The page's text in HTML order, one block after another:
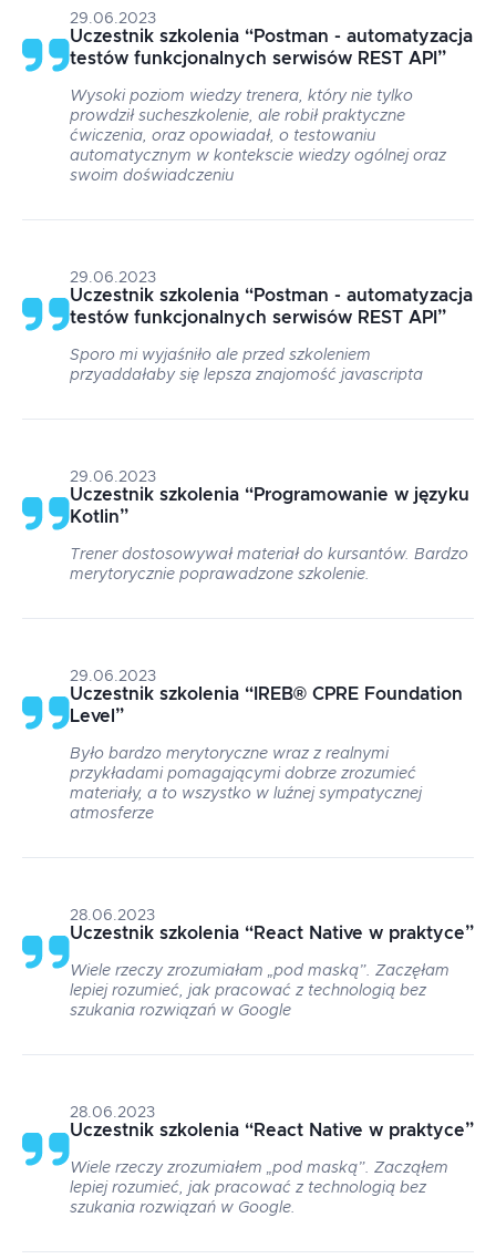
29.06.2023
Uczestnik szkolenia “Postman - automatyzacja
testów funkcjonalnych serwisów REST API ”
Wysoki poziom wiedzy trenera, który nie tylko
prowdził sucheszkolenie, ale robił praktyczne
ćwiczenia, oraz opowiadał, o testowaniu
automatycznym w kontekscie wiedzy ogólnej oraz
swoim doświadczeniu
29.06.2023
Uczestnik szkolenia “Postman - automatyzacja
testów funkcjonalnych serwisów REST API ”
Sporo mi wyjaśniło ale przed szkoleniem
przyaddałaby się lepsza znajomość javascripta
29.06.2023
Uczestnik szkolenia “Programowanie w języku
Kotlin”
Trener dostosowywał materiał do kursantów. Bardzo
merytorycznie poprawadzone szkolenie.
29.06.2023
Uczestnik szkolenia “ IREB® CPRE Foundation
Level ”
Było bardzo merytoryczne wraz z realnymi
przykładami pomagającymi dobrze zrozumieć
materiały, a to wszystko w luźnej sympatycznej
atmosferze
28.06.2023
Uczestnik szkolenia “React Native w praktyce”
Wiele rzeczy zrozumiałam „pod maską”. Zaczęłam
lepiej rozumieć, jak pracować z technologią bez
szukania rozwiązań w Google
28.06.2023
Uczestnik szkolenia “React Native w praktyce”
Wiele rzeczy zrozumiałem „pod maską”. Zacząłem
lepiej rozumieć, jak pracować z technologią bez
szukania rozwiązań w Google.